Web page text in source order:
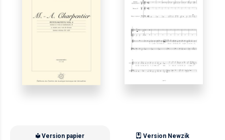
Version papier Version Newzik